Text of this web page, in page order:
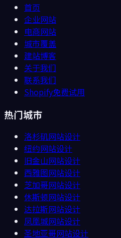
首页
企业网站
电商网站
城市覆盖
建站博客
关于我们
联系我们
Shopify免费试用
热门城市
洛杉矶网站设计
纽约网站设计
旧金山网站设计
西雅图网站设计
芝加哥网站设计
休斯顿网站设计
达拉斯网站设计
凤凰城网站设计
圣地亚哥网站设计